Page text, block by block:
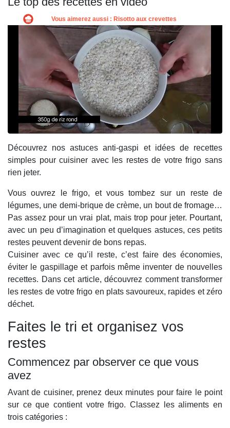
Découvrez nos astuces anti-gaspi et idées de recettes
simples pour cuisiner avec les restes de votre frigo sans
rien jeter.
Vous ouvrez le frigo, et vous tombez sur un reste de
légumes, une demi-brique de crème, un bout de fromage…
Pas assez pour un vrai plat, mais trop pour jeter. Pourtant,
avec un peu d’imagination et quelques astuces, ces petits
restes peuvent devenir de bons repas.
Cuisiner avec ce qu’il reste, c’est faire des économies,
éviter le gaspillage et parfois même inventer de nouvelles
recettes. Dans cet article, découvrez comment transformer
les restes de votre frigo en plats savoureux, rapides et zéro
déchet.
Faites le tri et organisez vos
restes
Commencez par observer ce que vous
avez
Avant de cuisiner, prenez deux minutes pour faire le point
sur ce que contient votre frigo. Classez les aliments en
trois catégories :